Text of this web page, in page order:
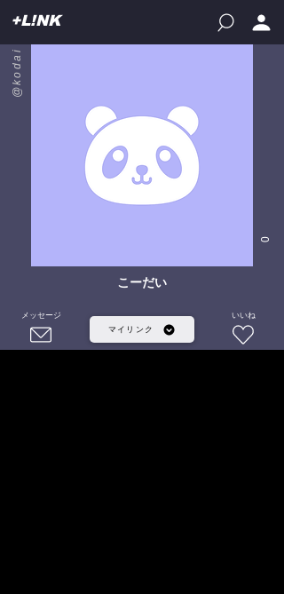
+L!NK
@kodai
0
こーだい
メッセージ
マイリンク
いいね